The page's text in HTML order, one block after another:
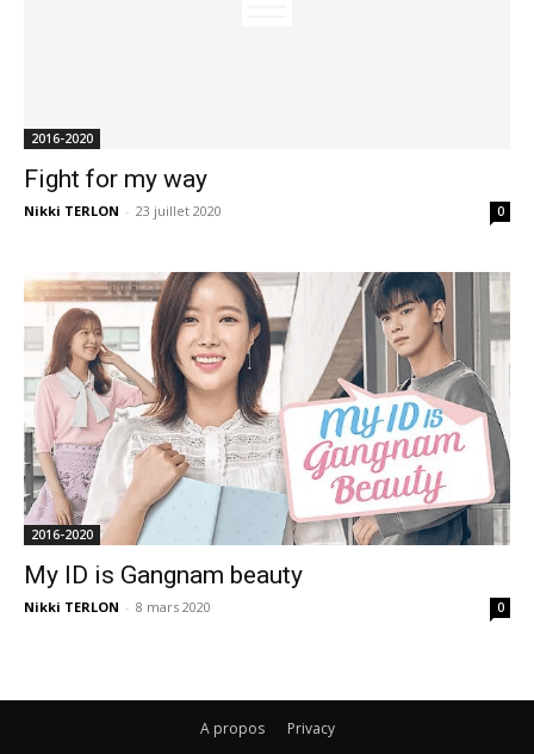
2016-2020
Fight for my way
Nikki TERLON - 23 juillet 2020 0
2016-2020
My ID is Gangnam beauty
Nikki TERLON - 8 mars 2020 0
A propos Privacy